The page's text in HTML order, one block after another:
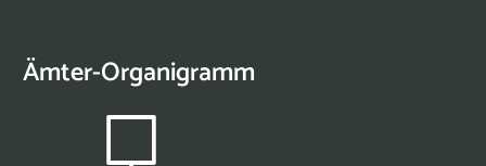
Ämter-Organigramm